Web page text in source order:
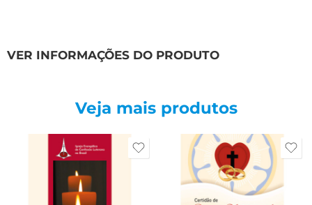
VER INFORMAÇÕES DO PRODUTO
Veja mais produtos